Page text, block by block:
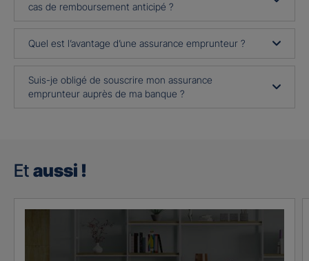
cas de remboursement anticipé ?
Quel est l’avantage d’une assurance emprunteur ?
Suis-je obligé de souscrire mon assurance
emprunteur auprès de ma banque ?
Et aussi !